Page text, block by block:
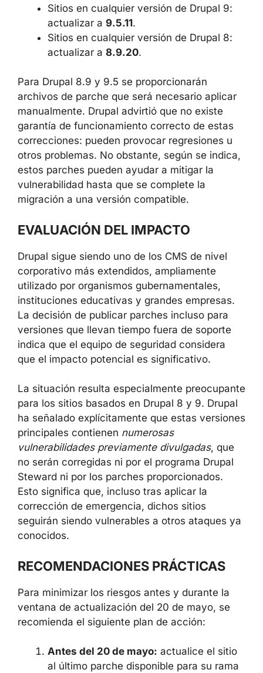
Sitios en cualquier versión de Drupal 9:
actualizar a 9.5.11.
Sitios en cualquier versión de Drupal 8:
actualizar a 8.9.20.
Para Drupal 8.9 y 9.5 se proporcionarán
archivos de parche que será necesario aplicar
manualmente. Drupal advirtió que no existe
garantía de funcionamiento correcto de estas
correcciones: pueden provocar regresiones u
otros problemas. No obstante, según se indica,
estos parches pueden ayudar a mitigar la
vulnerabilidad hasta que se complete la
migración a una versión compatible.
EVALUACIÓN DEL IMPACTO
Drupal sigue siendo uno de los CMS de nivel
corporativo más extendidos, ampliamente
utilizado por organismos gubernamentales,
instituciones educativas y grandes empresas.
La decisión de publicar parches incluso para
versiones que llevan tiempo fuera de soporte
indica que el equipo de seguridad considera
que el impacto potencial es significativo.
La situación resulta especialmente preocupante
para los sitios basados en Drupal 8 y 9. Drupal
ha señalado explícitamente que estas versiones
principales contienen numerosas
vulnerabilidades previamente divulgadas, que
no serán corregidas ni por el programa Drupal
Steward ni por los parches proporcionados.
Esto significa que, incluso tras aplicar la
corrección de emergencia, dichos sitios
seguirán siendo vulnerables a otros ataques ya
conocidos.
RECOMENDACIONES PRÁCTICAS
Para minimizar los riesgos antes y durante la
ventana de actualización del 20 de mayo, se
recomienda el siguiente plan de acción:
Antes del 20 de mayo: actualice el sitio
al último parche disponible para su rama